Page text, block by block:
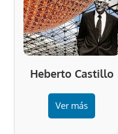
Heberto Castillo
Ver más